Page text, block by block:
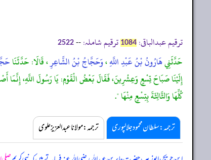
ترقیم عبدالباقی: 1084 ترقیم شاملہ: --
2522
حَدَّثَنِيهَارُونُ بْنُ عَبْدِ اللَّهِ،وَحَجَّاجُ بْنُ الشَّاعِرِ، قَالَا: حَدَّثَنَا
إِلَيْنَا صَبَاحَ تِسْعٍ وَعِشْرِينَ، فَقَالَ بَعْضُ الْقَوْمِ: يَا رَسُولَ اللَّهِ، إِنَّمَا
كُلِّهَا وَالثَّالِثَةَ بِتِسْعٍ مِنْهَا ".
ترجمہ:سلطان محمود جلالپوری ترجمہ:مولانا عبدالعزیز علوی